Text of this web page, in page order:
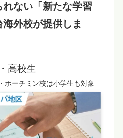
れない「新たな学習
海外校が提供しま
高校生
ホーチミン校は小学生も対象